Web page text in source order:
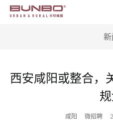
新
地
西安咸阳或整合，
规
咸阳 微招聘